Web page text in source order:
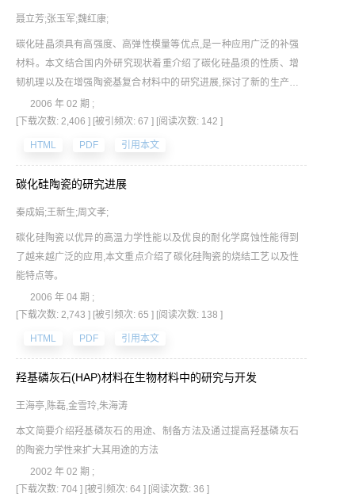
聂立芳;张玉军;魏红康;
碳化硅晶须具有高强度、高弹性模量等优点,是一种应用广泛的补强
材料。本文结合国内外研究现状着重介绍了碳化硅晶须的性质、增
韧机理以及在增强陶瓷基复合材料中的研究进展,探讨了新的生产工
艺和研究方向,并对碳化硅晶须的应用前景做了展望。
2006 年 02 期 ;
[下载次数: 2,406 ] [被引频次: 67 ] [阅读次数: 142 ]
HTML PDF 引用本文
碳化硅陶瓷的研究进展
秦成娟;王新生;周文孝;
碳化硅陶瓷以优异的高温力学性能以及优良的耐化学腐蚀性能得到
了越来越广泛的应用,本文重点介绍了碳化硅陶瓷的烧结工艺以及性
能特点等。
2006 年 04 期 ;
[下载次数: 2,743 ] [被引频次: 65 ] [阅读次数: 138 ]
HTML PDF 引用本文
羟基磷灰石(HAP)材料在生物材料中的研究与开发
王海亭,陈磊,金雪玲,朱海涛
本文简要介绍羟基磷灰石的用途、制备方法及通过提高羟基磷灰石
的陶瓷力学性来扩大其用途的方法
2002 年 02 期 ;
[下载次数: 704 ] [被引频次: 64 ] [阅读次数: 36 ]